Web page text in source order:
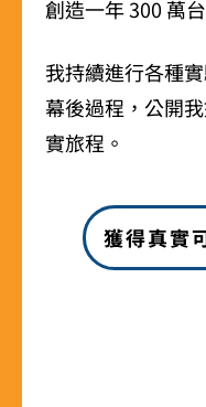
創造一年 300 萬
我持續進行各種
幕後過程，公開
實旅程。
獲得真實